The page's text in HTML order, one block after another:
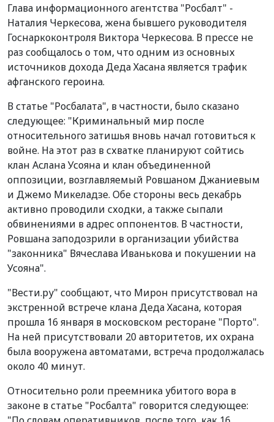
Глава информационного агентства "Росбалт" -
Наталия Черкесова, жена бывшего руководителя
Госнаркоконтроля Виктора Черкесова. В прессе не
раз сообщалось о том, что одним из основных
источников дохода Деда Хасана является трафик
афганского героина.
В статье "Росбалата", в частности, было сказано
следующее: "Криминальный мир после
относительного затишья вновь начал готовиться к
войне. На этот раз в схватке планируют сойтись
клан Аслана Усояна и клан объединенной
оппозиции, возглавляемый Ровшаном Джаниевым
и Джемо Микеладзе. Обе стороны весь декабрь
активно проводили сходки, а также сыпали
обвинениями в адрес оппонентов. В частности,
Ровшана заподозрили в организации убийства
"законника" Вячеслава Иванькова и покушении на
Усояна".
"Вести.ру" сообщают, что Мирон присутствовал на
экстренной встрече клана Деда Хасана, которая
прошла 16 января в московском ресторане "Порто".
На ней присутствовали 20 авторитетов, их охрана
была вооружена автоматами, встреча продолжалась
около 40 минут.
Относительно роли преемника убитого вора в
законе в статье "Росбалта" говорится следующее: